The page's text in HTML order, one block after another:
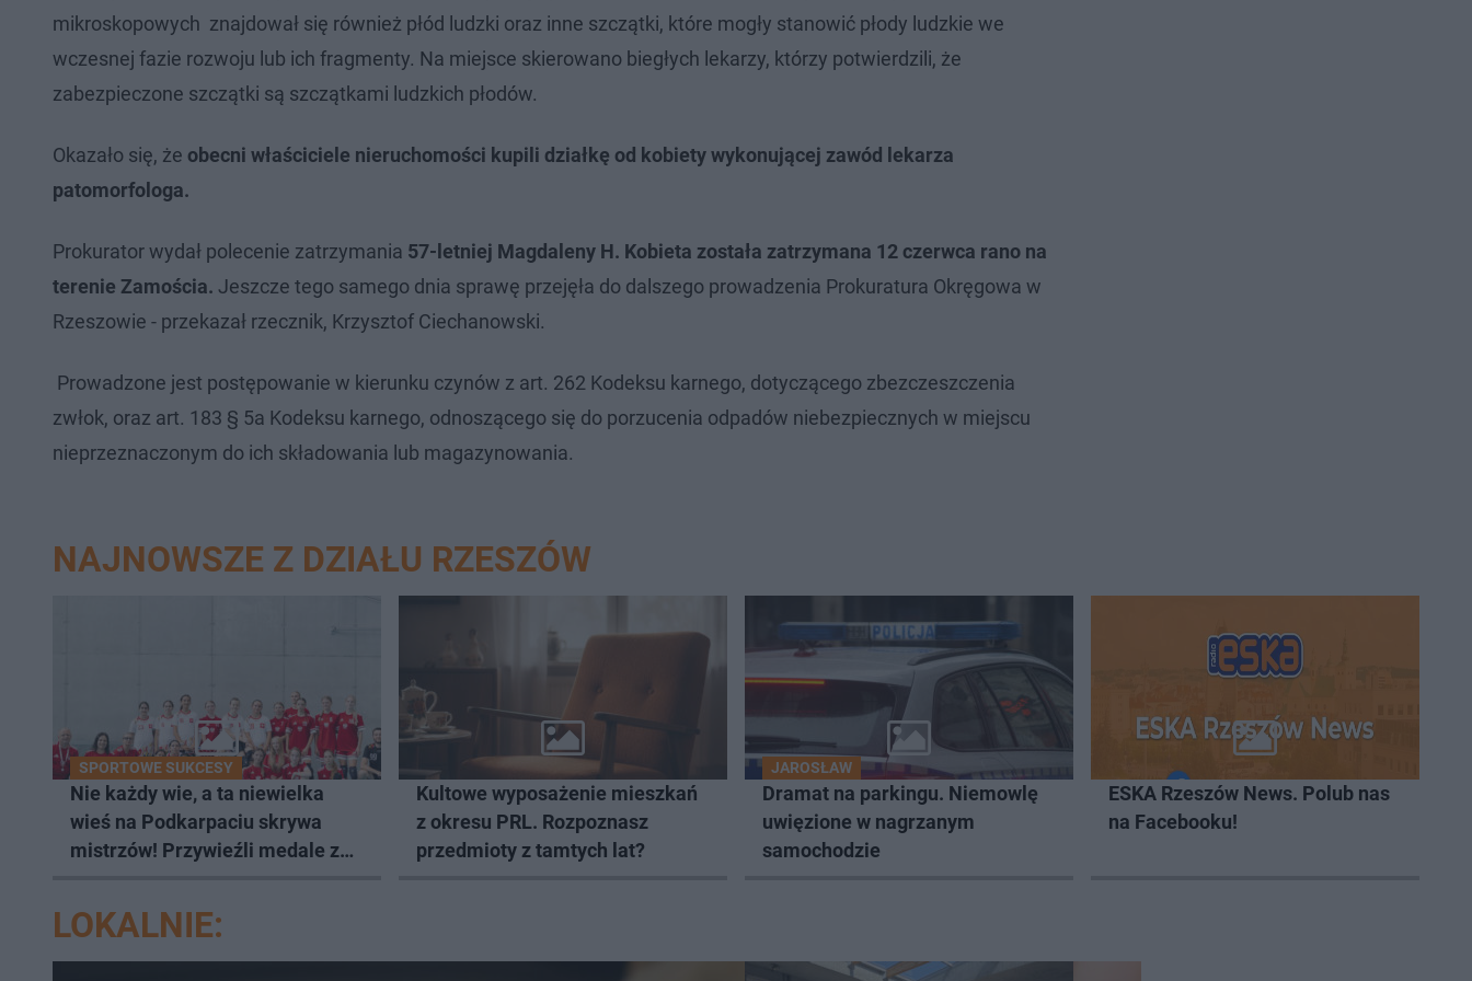
mikroskopowych znajdował się również płód ludzki oraz inne szczątki, które mogły stanowić płody ludzkie we
wczesnej fazie rozwoju lub ich fragmenty. Na miejsce skierowano biegłych lekarzy, którzy potwierdzili, że
zabezpieczone szczątki są szczątkami ludzkich płodów.
Okazało się, że obecni właściciele nieruchomości kupili działkę od kobiety wykonującej zawód lekarza
patomorfologa.
Prokurator wydał polecenie zatrzymania 57-letniej Magdaleny H. Kobieta została zatrzymana 12 czerwca rano na
terenie Zamościa. Jeszcze tego samego dnia sprawę przejęła do dalszego prowadzenia Prokuratura Okręgowa w
Rzeszowie - przekazał rzecznik, Krzysztof Ciechanowski.
Prowadzone jest postępowanie w kierunku czynów z art. 262 Kodeksu karnego, dotyczącego zbezczeszczenia
zwłok, oraz art. 183 § 5a Kodeksu karnego, odnoszącego się do porzucenia odpadów niebezpiecznych w miejscu
nieprzeznaczonym do ich składowania lub magazynowania.
NAJNOWSZE Z DZIAŁU RZESZÓW
SPORTOWE SUKCESY
Nie każdy wie, a ta niewielka
wieś na Podkarpaciu skrywa
mistrzów! Przywieźli medale z
Kultowe wyposażenie mieszkań
z okresu PRL. Rozpoznasz
przedmioty z tamtych lat?
JAROSŁAW
Dramat na parkingu. Niemowlę
uwięzione w nagrzanym
samochodzie
ESKA Rzeszów News. Polub nas
na Facebooku!
LOKALNIE: